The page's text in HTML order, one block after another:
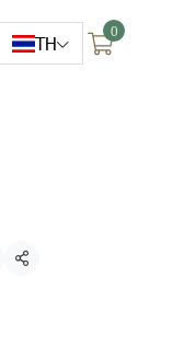
TH
0
แชร์